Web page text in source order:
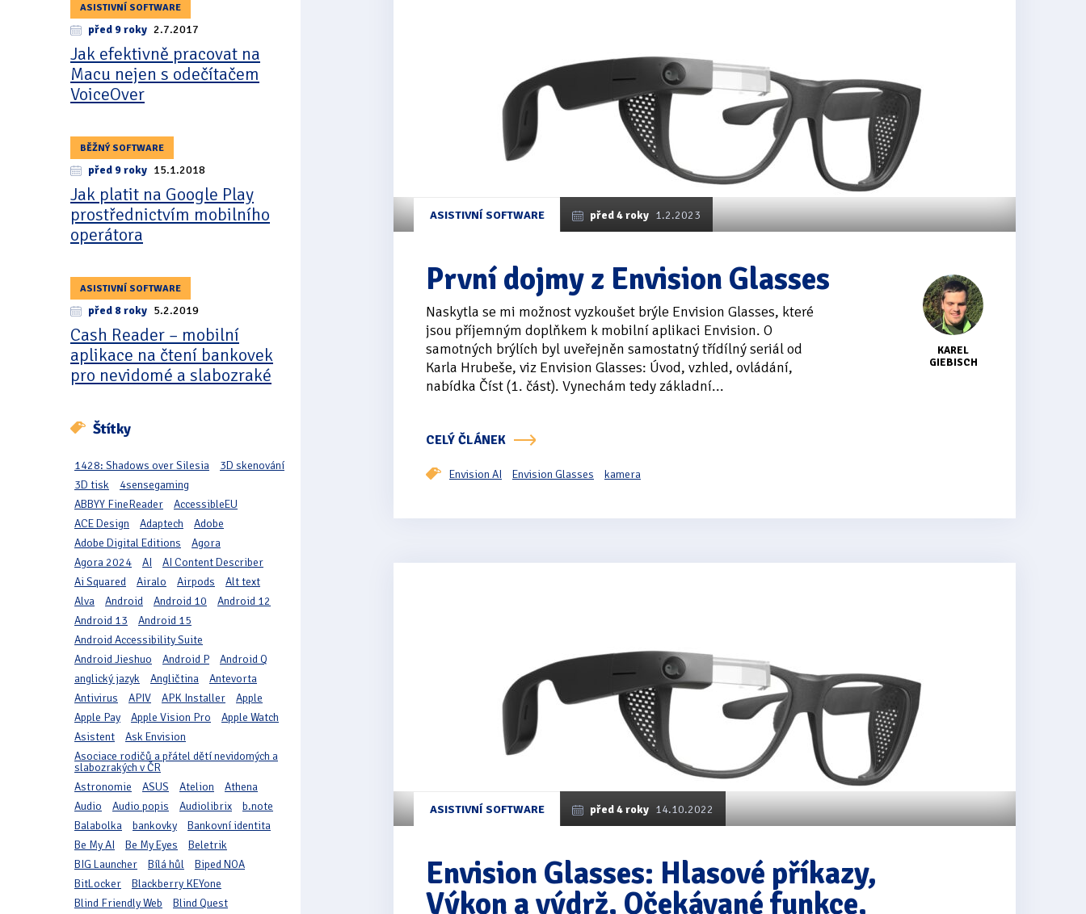
ASISTIVNÍ SOFTWARE
před 9 roky 2.7.2017
Jak efektivně pracovat na
Macu nejen s odečítačem
VoiceOver
BĚŽNÝ SOFTWARE
před 9 roky 15.1.2018
Jak platit na Google Play
prostřednictvím mobilního
operátora
ASISTIVNÍ SOFTWARE
před 8 roky 5.2.2019
Cash Reader – mobilní
aplikace na čtení bankovek
pro nevidomé a slabozraké
Štítky
1428: Shadows over Silesia
3D skenování
3D tisk
4sensegaming
ABBYY FineReader
AccessibleEU
ACE Design
Adaptech
Adobe
Adobe Digital Editions
Agora
Agora 2024
AI
AI Content Describer
Ai Squared
Airalo Airpods
Alt text
Alva
Android Android 10
Android 12
Android 13
Android 15
Android Accessibility Suite
Android Jieshuo
Android P
Android Q
anglický jazyk
Angličtina
Antevorta
Antivirus
APIV APK Installer
Apple
Apple Pay
Apple Vision Pro
Apple Watch
Asistent
Ask Envision
Asociace rodičů a přátel dětí nevidomých a
slabozrakých v ČR
Astronomie
ASUS Atelion
Athena
Audio
Audio popis Audiolibrix
b.note
Balabolka
bankovky
Bankovní identita
Be My AI
Be My Eyes
Beletrik
BIG Launcher
Bílá hůl
Biped NOA
BitLocker
Blackberry KEYone
Blind Friendly Web
Blind Quest
ASISTIVNÍ SOFTWARE před 4 roky 1.2.2023
KAREL
GIEBISCH
První dojmy z Envision Glasses
Naskytla se mi možnost vyzkoušet brýle Envision Glasses, které
jsou příjemným doplňkem k mobilní aplikaci Envision. O
samotných brýlích byl uveřejněn samostatný třídílný seriál od
Karla Hrubeše, viz Envision Glasses: Úvod, vzhled, ovládání,
nabídka Číst (1. část). Vynechám tedy základní...
CELÝ ČLÁNEK
Envision AI Envision Glasses kamera
ASISTIVNÍ SOFTWARE před 4 roky 14.10.2022
Envision Glasses: Hlasové příkazy,
Výkon a výdrž, Očekávané funkce,